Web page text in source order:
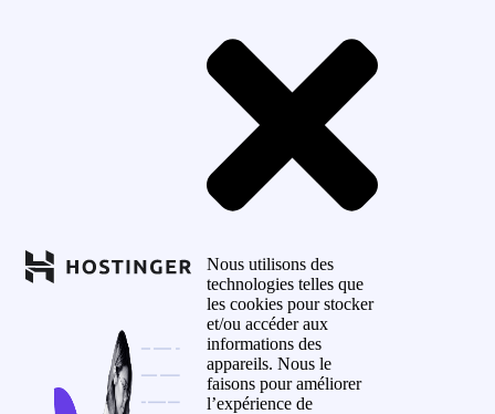
Nous utilisons des
technologies telles que
les cookies pour stocker
et/ou accéder aux
informations des
appareils. Nous le
faisons pour améliorer
l’expérience de